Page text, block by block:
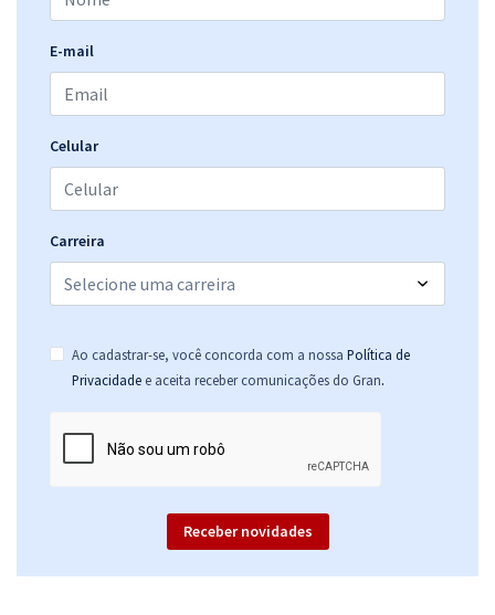
E-mail
Celular
Carreira
Ao cadastrar-se, você concorda com a nossa Política de
Privacidade e aceita receber comunicações do Gran.
Receber novidades